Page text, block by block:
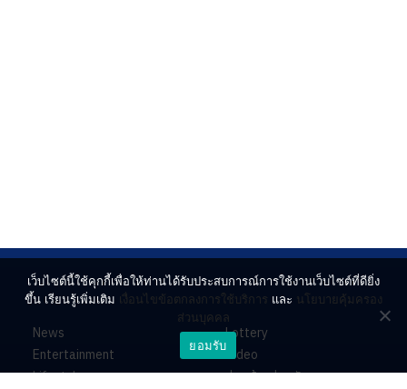
News
Entertainment
Lifestyle
Lottery
Video
ร่วมด้วยช่วยกัน
เว็บไซต์นี้ใช้คุกกี้เพื่อให้ท่านได้รับประสบการณ์การใช้งานเว็บไซต์ที่ดียิ่ง
ขึ้น เรียนรู้เพิ่มเติม เงื่อนไขข้อตกลงการใช้บริการ และ นโยบายคุ้มครอง
ส่วนบุคคล
ยอมรับ